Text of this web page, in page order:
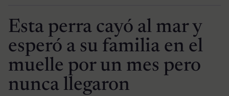
Esta perra cayó al mar y
esperó a su familia en el
muelle por un mes pero
nunca llegaron